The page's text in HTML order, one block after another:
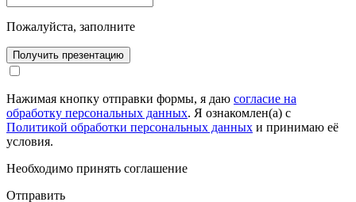
Пожалуйста, заполните
Получить презентацию
Нажимая кнопку отправки формы, я даю согласие на
обработку персональных данных. Я ознакомлен(а) с
Политикой обработки персональных данных и принимаю её
условия.
Необходимо принять соглашение
Отправить